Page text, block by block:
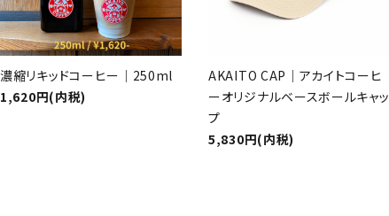
濃縮リキッドコーヒー｜250ml
1,620円(内税)
AKAITO CAP｜アカイトコーヒ
ーオリジナルベースボールキャッ
プ
5,830円(内税)